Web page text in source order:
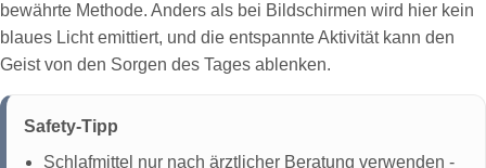
bewährte Methode. Anders als bei Bildschirmen wird hier kein
blaues Licht emittiert, und die entspannte Aktivität kann den
Geist von den Sorgen des Tages ablenken.
Safety-Tipp
Schlafmittel nur nach ärztlicher Beratung verwenden -